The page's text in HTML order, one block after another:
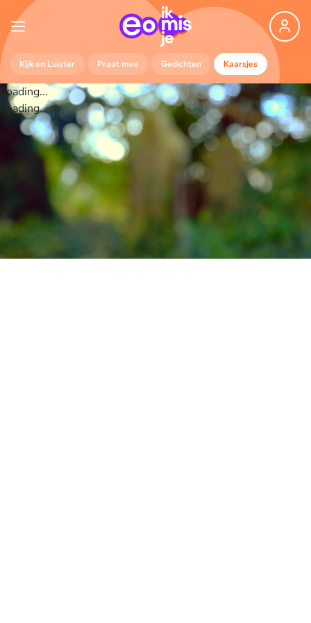
Kijk en Luister Praat mee Gedichten Kaarsjes
Loading...
Loading...